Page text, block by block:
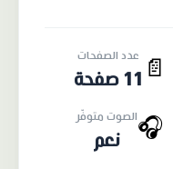
📄
عدد الصفحات
11 صفحة
🎧الصوت متوفّر
نعم